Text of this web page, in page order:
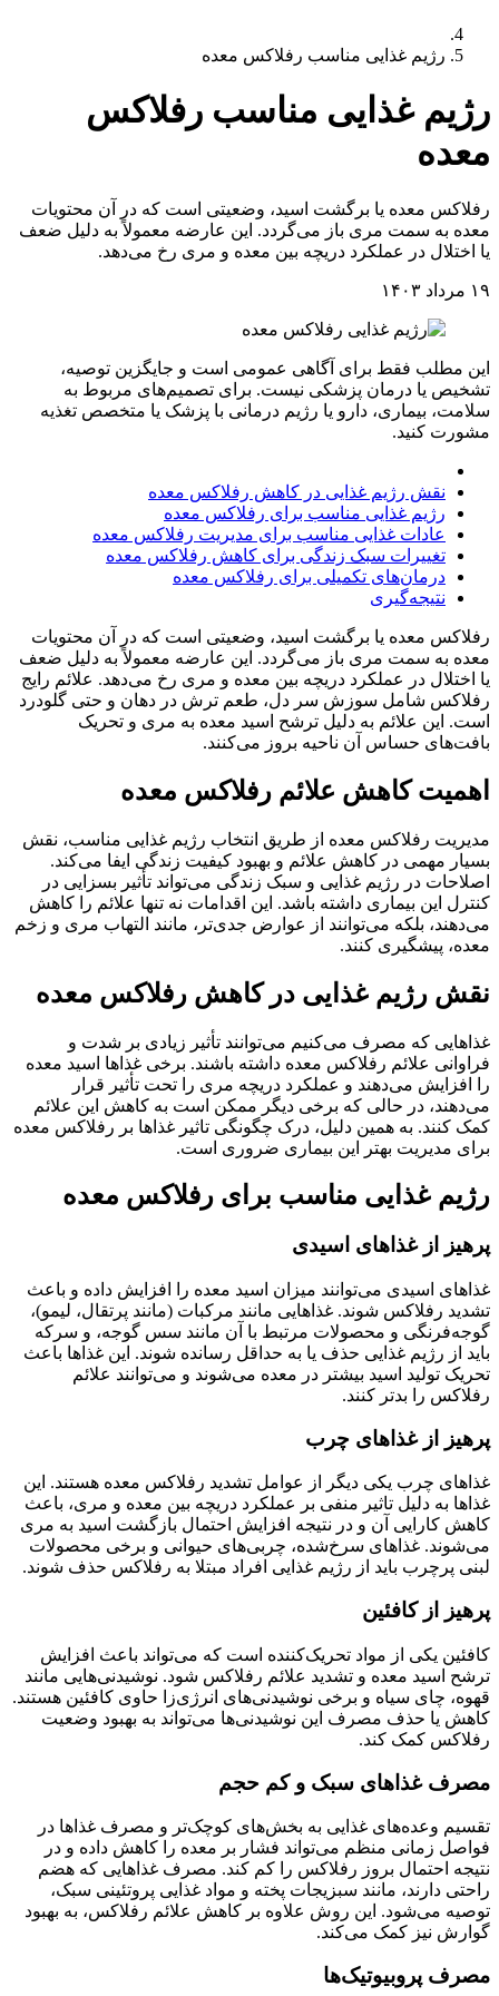
رژیم غذایی مناسب رفلاکس معده
رژیم غذایی مناسب رفلاکس
معده
رفلاکس معده یا برگشت اسید، وضعیتی است که در آن محتویات
معده به سمت مری باز می‌گردد. این عارضه معمولاً به دلیل ضعف
یا اختلال در عملکرد دریچه بین معده و مری رخ می‌دهد.
۱۹ مرداد ۱۴۰۳
این مطلب فقط برای آگاهی عمومی است و جایگزین توصیه،
تشخیص یا درمان پزشکی نیست. برای تصمیم‌های مربوط به
سلامت، بیماری، دارو یا رژیم درمانی با پزشک یا متخصص تغذیه
مشورت کنید.
نقش رژیم غذایی در کاهش رفلاکس معده
رژیم غذایی مناسب برای رفلاکس معده
عادات غذایی مناسب برای مدیریت رفلاکس معده
تغییرات سبک زندگی برای کاهش رفلاکس معده
درمان‌های تکمیلی برای رفلاکس معده
نتیجه‌گیری
رفلاکس معده یا برگشت اسید، وضعیتی است که در آن محتویات
معده به سمت مری باز می‌گردد. این عارضه معمولاً به دلیل ضعف
یا اختلال در عملکرد دریچه بین معده و مری رخ می‌دهد. علائم رایج
رفلاکس شامل سوزش سر دل، طعم ترش در دهان و حتی گلودرد
است. این علائم به دلیل ترشح اسید معده به مری و تحریک
بافت‌های حساس آن ناحیه بروز می‌کنند.
اهمیت کاهش علائم رفلاکس معده
مدیریت رفلاکس معده از طریق انتخاب رژیم غذایی مناسب، نقش
بسیار مهمی در کاهش علائم و بهبود کیفیت زندگی ایفا می‌کند.
اصلاحات در رژیم غذایی و سبک زندگی می‌تواند تأثیر بسزایی در
کنترل این بیماری داشته باشد. این اقدامات نه تنها علائم را کاهش
می‌دهند، بلکه می‌توانند از عوارض جدی‌تر، مانند التهاب مری و زخم
معده، پیشگیری کنند.
نقش رژیم غذایی در کاهش رفلاکس معده
غذاهایی که مصرف می‌کنیم می‌توانند تأثیر زیادی بر شدت و
فراوانی علائم رفلاکس معده داشته باشند. برخی غذاها اسید معده
را افزایش می‌دهند و عملکرد دریچه مری را تحت تأثیر قرار
می‌دهند، در حالی که برخی دیگر ممکن است به کاهش این علائم
کمک کنند. به همین دلیل، درک چگونگی تاثیر غذاها بر رفلاکس معده
برای مدیریت بهتر این بیماری ضروری است.
رژیم غذایی مناسب برای رفلاکس معده
پرهیز از غذاهای اسیدی
غذاهای اسیدی می‌توانند میزان اسید معده را افزایش داده و باعث
تشدید رفلاکس شوند. غذاهایی مانند مرکبات (مانند پرتقال، لیمو)،
گوجه‌فرنگی و محصولات مرتبط با آن مانند سس گوجه، و سرکه
باید از رژیم غذایی حذف یا به حداقل رسانده شوند. این غذاها باعث
تحریک تولید اسید بیشتر در معده می‌شوند و می‌توانند علائم
رفلاکس را بدتر کنند.
پرهیز از غذاهای چرب
غذاهای چرب یکی دیگر از عوامل تشدید رفلاکس معده هستند. این
غذاها به دلیل تاثیر منفی بر عملکرد دریچه بین معده و مری، باعث
کاهش کارایی آن و در نتیجه افزایش احتمال بازگشت اسید به مری
می‌شوند. غذاهای سرخ‌شده، چربی‌های حیوانی و برخی محصولات
لبنی پرچرب باید از رژیم غذایی افراد مبتلا به رفلاکس حذف شوند.
پرهیز از کافئین
کافئین یکی از مواد تحریک‌کننده است که می‌تواند باعث افزایش
ترشح اسید معده و تشدید علائم رفلاکس شود. نوشیدنی‌هایی مانند
قهوه، چای سیاه و برخی نوشیدنی‌های انرژی‌زا حاوی کافئین هستند.
کاهش یا حذف مصرف این نوشیدنی‌ها می‌تواند به بهبود وضعیت
رفلاکس کمک کند.
مصرف غذاهای سبک و کم حجم
تقسیم وعده‌های غذایی به بخش‌های کوچک‌تر و مصرف غذاها در
فواصل زمانی منظم می‌تواند فشار بر معده را کاهش داده و در
نتیجه احتمال بروز رفلاکس را کم کند. مصرف غذاهایی که هضم
راحتی دارند، مانند سبزیجات پخته و مواد غذایی پروتئینی سبک،
توصیه می‌شود. این روش علاوه بر کاهش علائم رفلاکس، به بهبود
گوارش نیز کمک می‌کند.
مصرف پروبیوتیک‌ها